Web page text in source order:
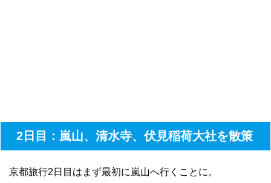
2日目：嵐山、清水寺、伏見稲荷大社を散策
京都旅行2日目はまず最初に嵐山へ行くことに。